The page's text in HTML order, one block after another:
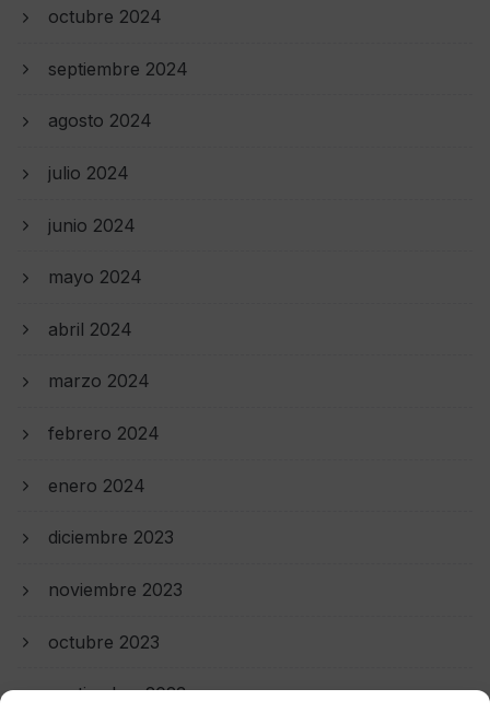
octubre 2024
septiembre 2024
agosto 2024
julio 2024
junio 2024
mayo 2024
abril 2024
marzo 2024
febrero 2024
enero 2024
diciembre 2023
noviembre 2023
octubre 2023
septiembre 2023